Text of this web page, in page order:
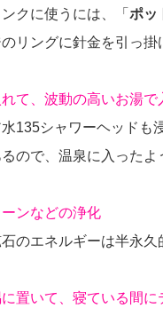
クに使うには、「 ポッ
リングに針金を引っ
て、波動の高いお湯で
水135シャワーヘッドも
ので、温泉に入ったよ
ンなどの浄化
のエネルギーは半永
置いて、寝ている間